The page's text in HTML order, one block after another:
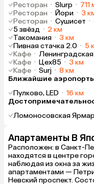
Ресторан · Slurp · 711
Ресторан · Йори · 3
Ресторан · Сушисет ·
5 звёзд · 2 км
Такомания · 3 км
Пивная стачка 2.0 · 5
Кафе ·
Кафе · Цех85 · 3 км
Кафе · Surj · 8 км
Ближайшие
Пулково, LED · 16 км
Ломоносовская
Апартаменты В
Расположен: в Санкт-
находятся в центре
наблюдая из окна за
апартаментами —
Невский проспект.